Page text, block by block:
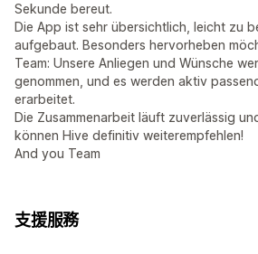
Sekunde bereut.
Die App ist sehr übersichtlich, leicht zu
aufgebaut. Besonders hervorheben
Team: Unsere Anliegen und Wünsche
genommen, und es werden aktiv
erarbeitet.
Die Zusammenarbeit läuft zuverlässig
können Hive definitiv weiterempfehlen!
And you Team
支援服務